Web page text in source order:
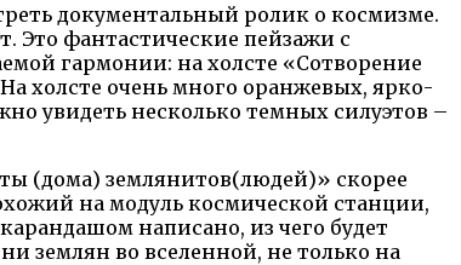
документальный ролик о космизме.
Это фантастические пейзажи с
гармонии: на холсте «Сотворение
холсте очень много оранжевых, ярко-
увидеть несколько темных силуэтов –
(дома) землянитов(людей)» скорее
на модуль космической станции,
написано, из чего будет
землян во вселенной, не только на